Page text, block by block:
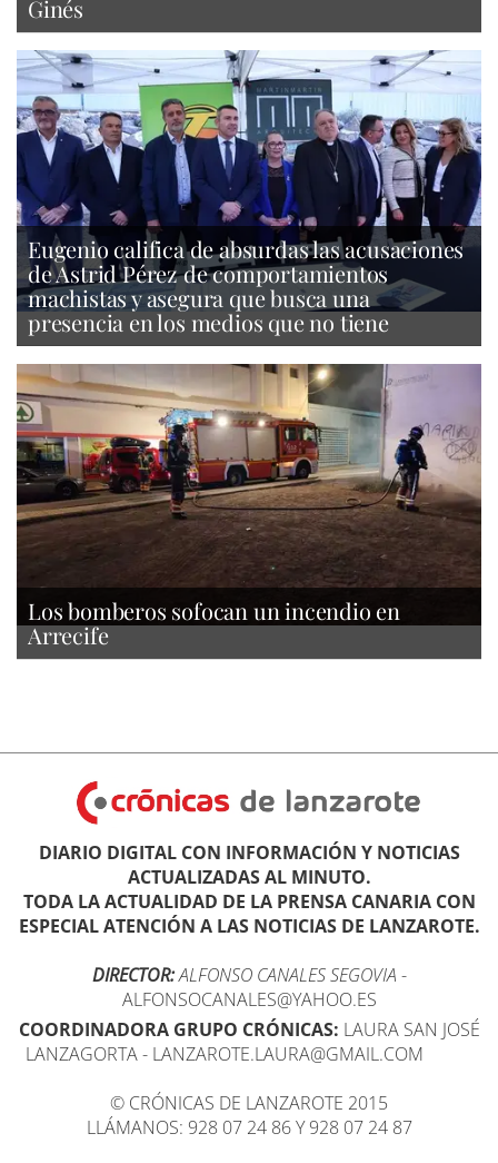
Ginés
Eugenio califica de absurdas las acusaciones
de Astrid Pérez de comportamientos
machistas y asegura que busca una
presencia en los medios que no tiene
Los bomberos sofocan un incendio en
Arrecife
DIARIO DIGITAL CON INFORMACIÓN Y NOTICIAS
ACTUALIZADAS AL MINUTO.
TODA LA ACTUALIDAD DE LA PRENSA CANARIA CON
ESPECIAL ATENCIÓN A LAS NOTICIAS DE LANZAROTE.
DIRECTOR:ALFONSO CANALES SEGOVIA -
ALFONSOCANALES@YAHOO.ES
COORDINADORA GRUPO CRÓNICAS: LAURA SAN JOSÉ
LANZAGORTA - LANZAROTE.LAURA@GMAIL.COM
© CRÓNICAS DE LANZAROTE 2015
LLÁMANOS: 928 07 24 86 Y 928 07 24 87